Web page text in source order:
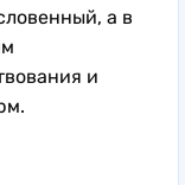
а в
и